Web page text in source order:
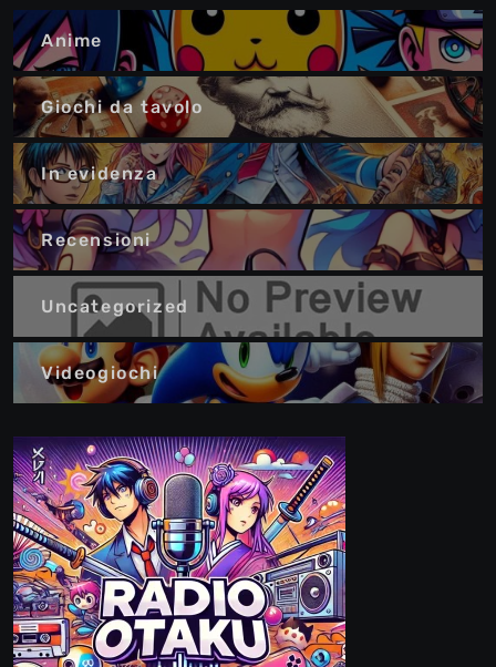
Anime
Giochi da tavolo
In evidenza
Recensioni
Uncategorized
Videogiochi